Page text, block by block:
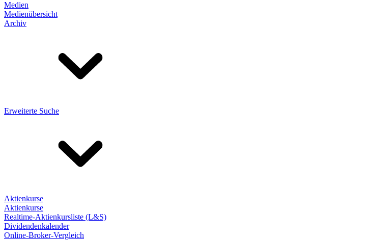
Medien
Medienübersicht
Archiv
Erweiterte Suche
Aktienkurse
Aktienkurse
Realtime-Aktienkursliste (L&S)
Dividendenkalender
Online-Broker-Vergleich